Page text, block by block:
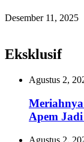
Desember 11, 2025
Eksklusif
Agustus 2,
Apem
Agustus 2,